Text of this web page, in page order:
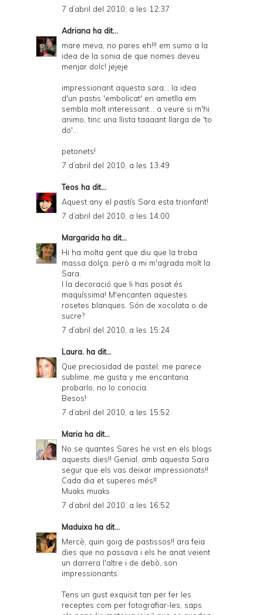
7 d’abril del 2010, a les 12:37
Adriana ha dit...
mare meva, no pares eh!!! em sumo a la
idea de la sonia de que nomes deveu
menjar dolc! jejeje
impressionant aquesta sara... la idea
d'un pastis 'embolicat' en ametlla em
sembla molt interessant... a veure si m'hi
animo, tinc una llista taaaant llarga de 'to
do'...
petonets!
7 d’abril del 2010, a les 13:49
Teos ha dit...
Aquest any el pastís Sara esta trionfant!
7 d’abril del 2010, a les 14:00
Margarida ha dit...
Hi ha molta gent que diu que la troba
massa dolça, però a mi m'agrada molt la
Sara.
I la decoració que li has posat és
maquíssima! M'encanten aquestes
rosetes blanques. Són de xocolata o de
sucre?
7 d’abril del 2010, a les 15:24
Laura. ha dit...
Que preciosidad de pastel, me parece
sublime, me gusta y me encantaria
probarlo, no lo conocia.
Besos!
7 d’abril del 2010, a les 15:52
Maria ha dit...
No se quantes Sares he vist en els blogs
aquests dies!! Genial, amb aquesta Sara
segur que els vas deixar impressionats!!
Cada dia et superes més!!
Muaks muaks
7 d’abril del 2010, a les 16:52
Maduixa ha dit...
Mercè, quin goig de pastissos!! ara feia
dies que no passava i els he anat veient
un darrera l'altre i de debò, son
impressionants.
Tens un gust exquisit tan per fer les
receptes com per fotografiar-les, saps